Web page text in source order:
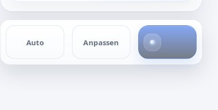
Auto Anpassen
o